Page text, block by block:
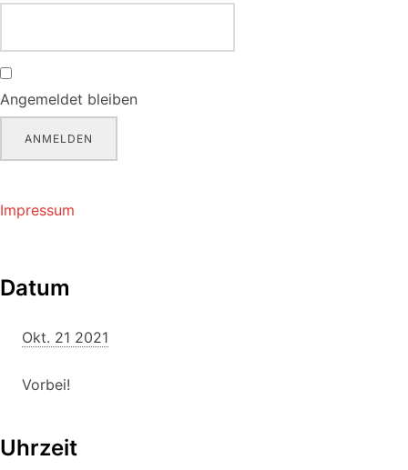
Angemeldet bleiben
ANMELDEN
Impressum
Datum
Okt. 21 2021
Vorbei!
Uhrzeit